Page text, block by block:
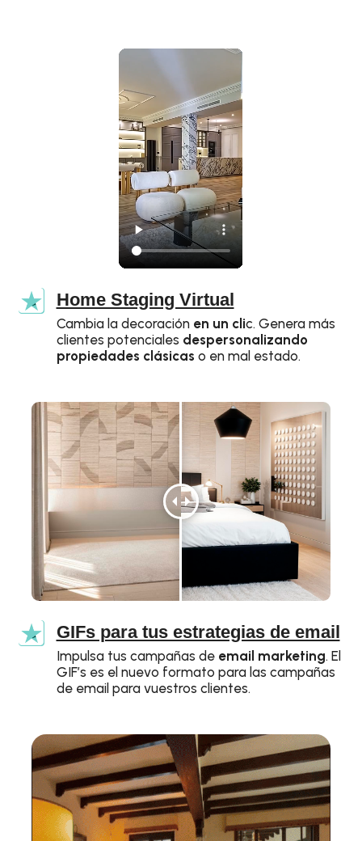
Home Staging Virtual
Cambia la decoración en un clic. Genera más
clientes potenciales despersonalizando
propiedades clásicas o en mal estado.
GIFs para tus estrategias de email
Impulsa tus campañas de email marketing. El
GIF’s es el nuevo formato para las campañas
de email para vuestros clientes.